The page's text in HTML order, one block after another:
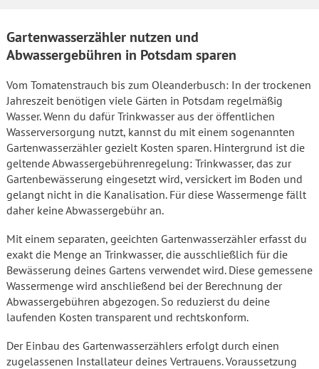
Gartenwasserzähler nutzen und
Abwassergebühren in Potsdam sparen
Vom Tomatenstrauch bis zum Oleanderbusch: In der trockenen
Jahreszeit benötigen viele Gärten in Potsdam regelmäßig
Wasser. Wenn du dafür Trinkwasser aus der öffentlichen
Wasserversorgung nutzt, kannst du mit einem sogenannten
Gartenwasserzähler gezielt Kosten sparen. Hintergrund ist die
geltende Abwassergebührenregelung: Trinkwasser, das zur
Gartenbewässerung eingesetzt wird, versickert im Boden und
gelangt nicht in die Kanalisation. Für diese Wassermenge fällt
daher keine Abwassergebühr an.
Mit einem separaten, geeichten Gartenwasserzähler erfasst du
exakt die Menge an Trinkwasser, die ausschließlich für die
Bewässerung deines Gartens verwendet wird. Diese gemessene
Wassermenge wird anschließend bei der Berechnung der
Abwassergebühren abgezogen. So reduzierst du deine
laufenden Kosten transparent und rechtskonform.
Der Einbau des Gartenwasserzählers erfolgt durch einen
zugelassenen Installateur deines Vertrauens. Voraussetzung